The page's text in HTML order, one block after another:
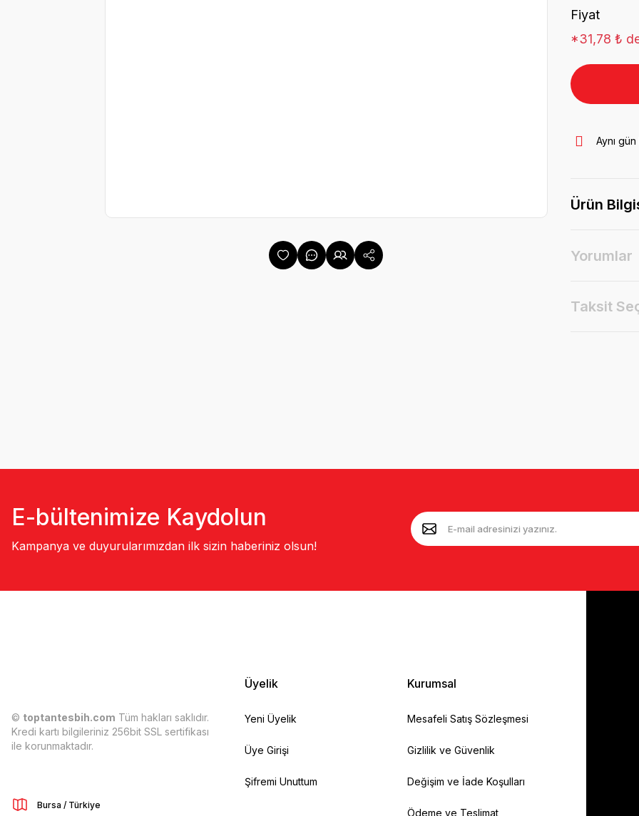
Fiyat
*31,78 ₺
Aynı
Ürün
Yorumlar
Taksit
E-bültenimize Kaydolun
Kampanya ve duyurularımızdan ilk sizin haberiniz olsun!
© toptantesbih.com Tüm hakları saklıdır.
Kredi kartı bilgileriniz 256bit SSL sertifikası
ile korunmaktadır.
Bursa / Türkiye
Üyelik
Yeni Üyelik
Üye Girişi
Şifremi Unuttum
Kurumsal
Mesafeli Satış Sözleşmesi
Gizlilik ve Güvenlik
Değişim ve İade Koşulları
Ödeme ve Teslimat